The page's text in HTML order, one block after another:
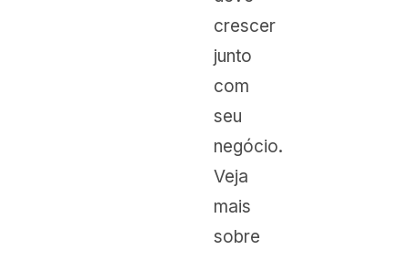
crescer
junto
com
seu
negócio.
Veja
mais
sobre